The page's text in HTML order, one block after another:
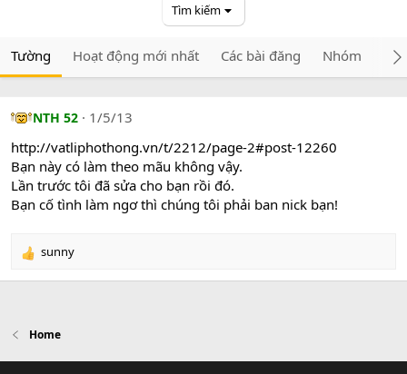
Tìm kiếm
Tường Hoạt động mới nhất Các bài đăng Nhóm
NTH 52
1/5/13
http://vatliphothong.vn/t/2212/page-2#post-12260
Bạn này có làm theo mãu không vậy.
Lần trước tôi đã sửa cho bạn rồi đó.
Bạn cố tình làm ngơ thì chúng tôi phải ban nick bạn!
R
sunny
Home